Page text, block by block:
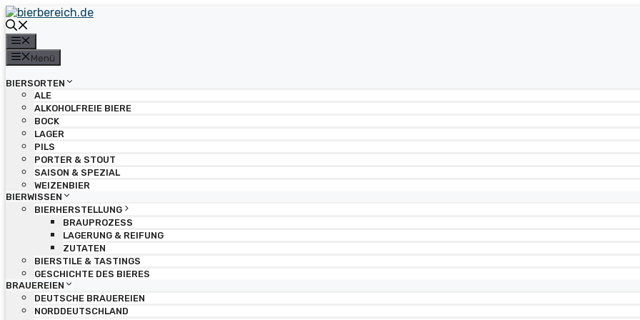
Zum
Inhalt
springen
Menü
BIERSORTEN
ALE
ALKOHOLFREIE BIERE
BOCK
LAGER
PILS
PORTER & STOUT
SAISON & SPEZIAL
WEIZENBIER
BIERWISSEN
BIERHERSTELLUNG
BRAUPROZESS
LAGERUNG & REIFUNG
ZUTATEN
BIERSTILE & TASTINGS
GESCHICHTE DES BIERES
BRAUEREIEN
DEUTSCHE BRAUEREIEN
NORDDEUTSCHLAND